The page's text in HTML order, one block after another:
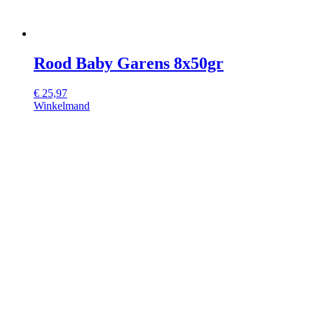
Rood Baby Garens 8x50gr
€ 25,97
Winkelmand